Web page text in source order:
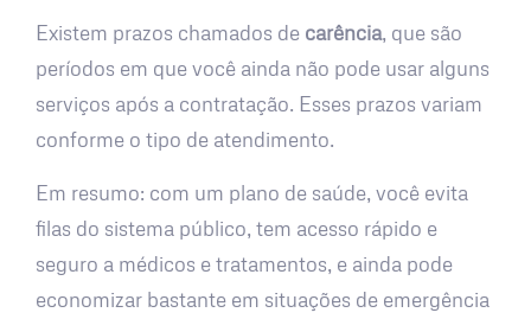
Existem prazos chamados de carência, que são
períodos em que você ainda não pode usar alguns
serviços após a contratação. Esses prazos variam
conforme o tipo de atendimento.
Em resumo: com um plano de saúde, você evita
filas do sistema público, tem acesso rápido e
seguro a médicos e tratamentos, e ainda pode
economizar bastante em situações de emergência